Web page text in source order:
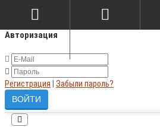
Авторизация
Регистрация Забыли пароль?